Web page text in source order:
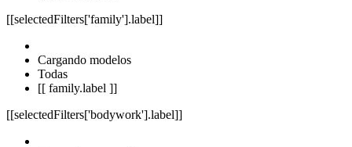
[[selectedFilters['family'].label]]
Cargando modelos
Todas
[[ family.label ]]
[[selectedFilters['bodywork'].label]]